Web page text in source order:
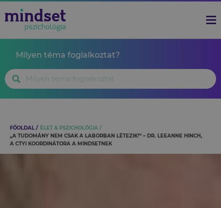
Milyen téma foglalkoztat?
FŐOLDAL
ÉLET & PSZICHOLÓGIA
„A TUDOMÁNY NEM CSAK A LABORBAN LÉTEZIK!” – DR. LEEANNE HINCH,
A CTYI KOORDINÁTORA A MINDSETNEK